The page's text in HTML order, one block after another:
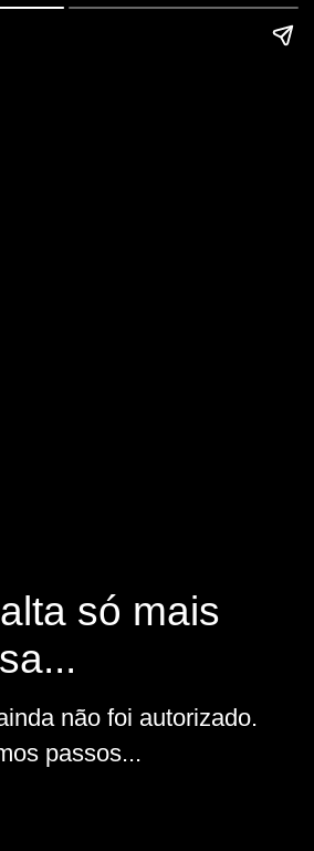
só mais
não foi autorizado.
passos...